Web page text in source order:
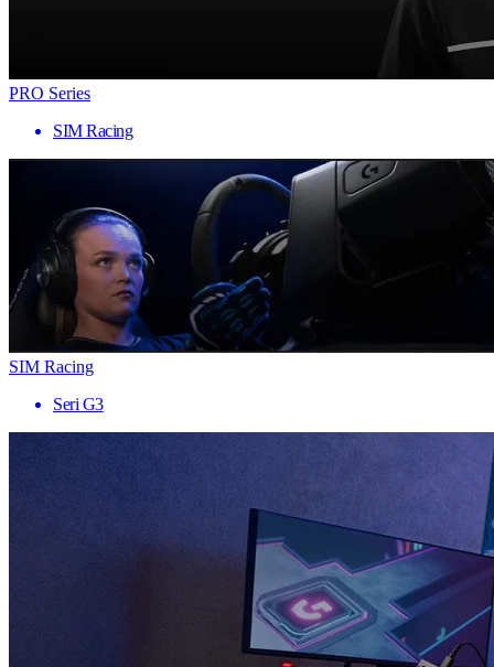
PRO Series
SIM Racing
SIM Racing
Seri G3